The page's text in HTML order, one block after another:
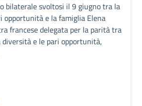
bilaterale svoltosi il 9 giugno tra la
opportunità e la famiglia Elena
francese delegata per la parità tra
e le pari opportunità,